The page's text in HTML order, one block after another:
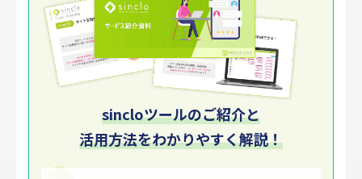
sincloツールのご紹介と
活用方法をわかりやすく解説！